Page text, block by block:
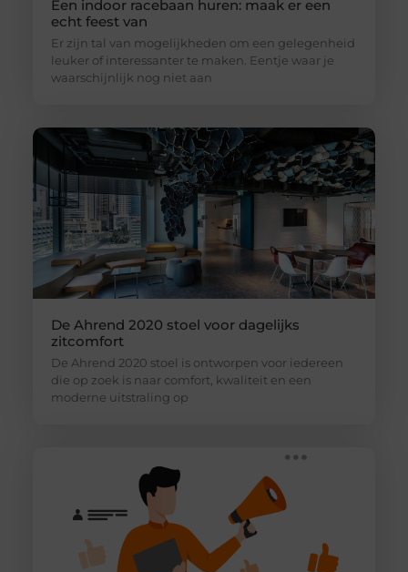
Een indoor racebaan huren: maak er een
echt feest van
Er zijn tal van mogelijkheden om een gelegenheid
leuker of interessanter te maken. Eentje waar je
waarschijnlijk nog niet aan
De Ahrend 2020 stoel voor dagelijks
zitcomfort
De Ahrend 2020 stoel is ontworpen voor iedereen
die op zoek is naar comfort, kwaliteit en een
moderne uitstraling op